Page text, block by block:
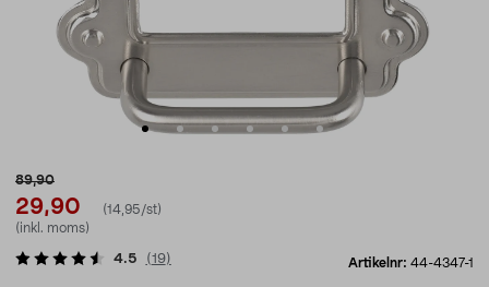
89,90
29,90
(14,95/st)
(inkl. moms)
Artikelnr: 44-4347-1
4.5 (19)